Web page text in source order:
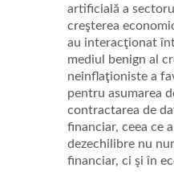
artificială a
creşterea
au interacţionat
mediul benign al
neinflaţioniste a
pentru asumarea
contractarea de
financiar, ceea ce
dezechilibre nu
financiar, ci şi în